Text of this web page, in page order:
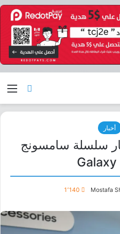
بحث
أخبار
سلسلة سامسونج
Galaxy
Mostafa 1٬140